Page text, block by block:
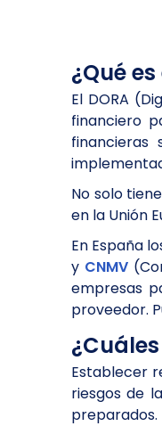
¿Qué
El DORA
financiero
financieras
No solo
en la Unión
En España
y CNMV
empresas
proveedor.
Establecer
riesgos de
preparados.